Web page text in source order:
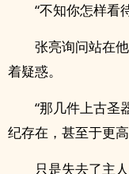
“不知你怎样看
张亮询问站在
着疑惑。
“那几件上古圣
纪存在，甚至于更
只是失去了主